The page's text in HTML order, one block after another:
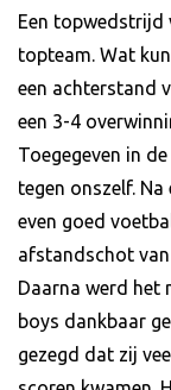
Een topwedstrijd
topteam. Wat
een achterstand
een 3-4
Toegegeven in
tegen onszelf.
even goed
afstandschot
Daarna werd het
boys dankbaar
gezegd dat zij